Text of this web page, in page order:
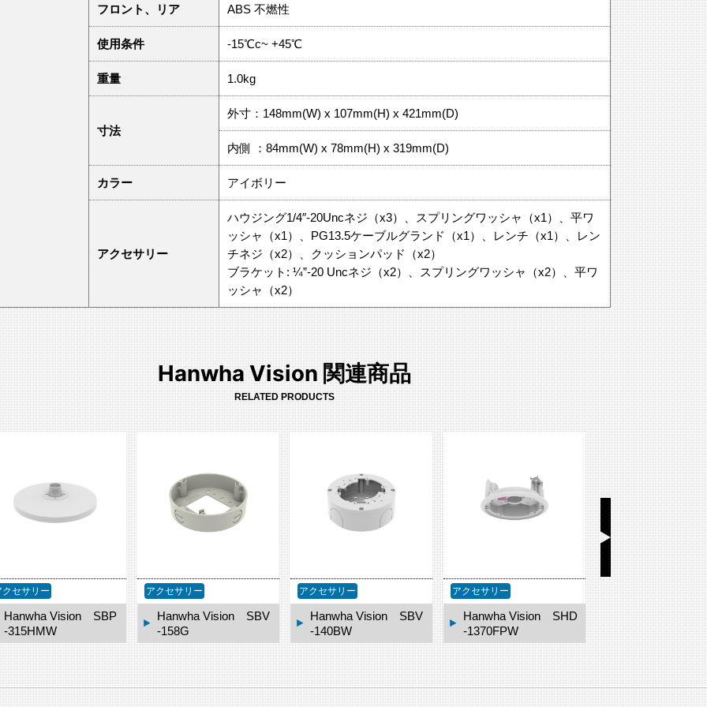
フロント、リア ABS 不燃性
使用条件 -15℃c~ +45℃
重量 1.0kg
寸法
外寸：148mm(W) x 107mm(H) x 421mm(D)
内側 ：84mm(W) x 78mm(H) x 319mm(D)
カラー アイボリー
アクセサリー
ハウジング1/4″-20Uncネジ（x3）、スプリングワッシャ（x1）、平ワ
ッシャ（x1）、PG13.5ケーブルグランド（x1）、レンチ（x1）、レン
チネジ（x2）、クッションパッド（x2）
ブラケット: ¼”-20 Uncネジ（x2）、スプリングワッシャ（x2）、平ワ
ッシャ（x2）
Hanwha Vision 関連商品
RELATED PRODUCTS
クセサリー
Hanwha Vision SBP
-315HMW
アクセサリー
Hanwha Vision SBV
-158G
アクセサリー
Hanwha Vision SBV
-140BW
アクセサリー
Hanwha Vision SHD
-1370FPW
アクセサリー
Hanwha Vision
-140CMT